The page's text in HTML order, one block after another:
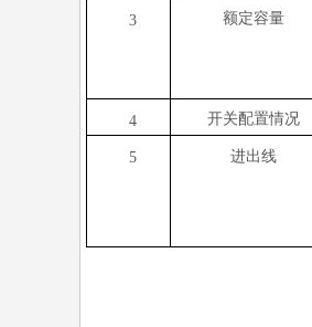
3 额定容量
4 开关配置情况
5 进出线